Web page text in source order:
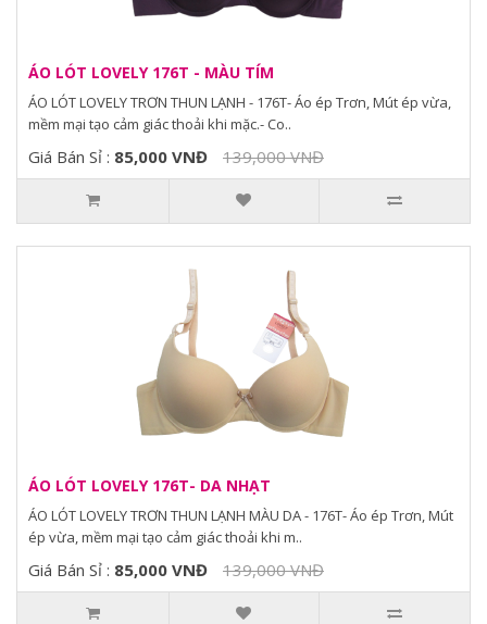
ÁO LÓT LOVELY 176T - MÀU TÍM
ÁO LÓT LOVELY TRƠN THUN LẠNH - 176T- Áo ép Trơn, Mút ép vừa,
mềm mại tạo cảm giác thoải khi mặc.- Co..
Giá Bán Sỉ : 85,000 VNĐ 139,000 VNĐ
ÁO LÓT LOVELY 176T- DA NHẠT
ÁO LÓT LOVELY TRƠN THUN LẠNH MÀU DA - 176T- Áo ép Trơn, Mút
ép vừa, mềm mại tạo cảm giác thoải khi m..
Giá Bán Sỉ : 85,000 VNĐ 139,000 VNĐ